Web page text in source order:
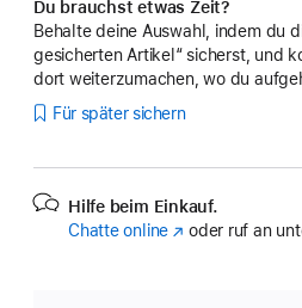
Du brauchst etwas Zeit?
Behalte deine Auswahl, indem du
gesicherten Artikel“ sicherst, und
dort weiterzumachen, wo du
Für später sichern
Hilfe beim Einkauf.
Chatte online (Öffnet
oder ruf an